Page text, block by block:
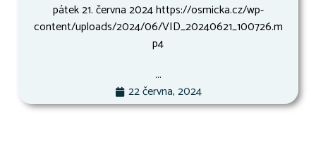
pátek 21. června 2024 https://osmicka.cz/wp-
content/uploads/2024/06/VID_20240621_100726.m
p4
...
22 června, 2024